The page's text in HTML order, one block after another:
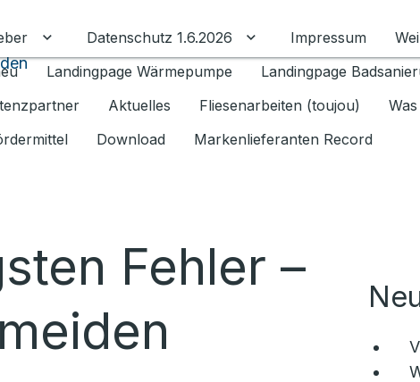
Untermenü für Ratgeber umschalten
Datenschutz 1.6.2026 Untermenü für
Impressum
Landingpage Wärmepumpe Landingpage
Aktuelles Fliesenarbeiten (toujou)
Download Markenlieferanten Record
Fehler –